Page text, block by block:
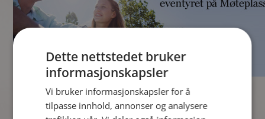
Dette nettstedet bruker
informasjonskapsler
Vi bruker informasjonskapsler for å
tilpasse innhold, annonser og analysere